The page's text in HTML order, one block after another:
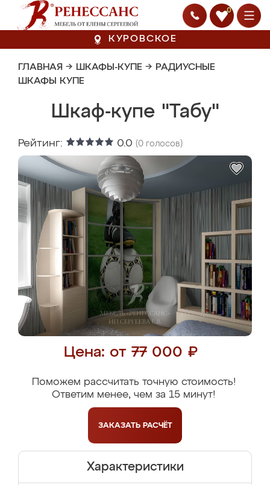
0
КУРОВСКОЕ
ГЛАВНАЯ → ШКАФЫ-КУПЕ → РАДИУСНЫЕ
ШКАФЫ КУПЕ
Шкаф-купе "Табу"
Рейтинг: 0.0 (0 голосов)
Цена: от 77 000 ₽
Поможем рассчитать точную стоимость!
Ответим менее, чем за 15 минут!
ЗАКАЗАТЬ РАСЧЁТ
Характеристики